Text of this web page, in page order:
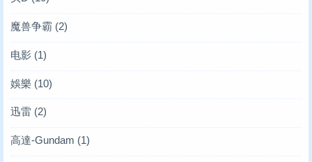
魔兽争霸 (2)
电影 (1)
娛樂 (10)
迅雷 (2)
高達-Gundam (1)